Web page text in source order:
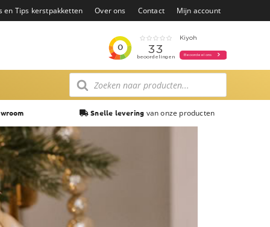
en Tips kerstpakketten Over ons Contact Mijn account
Producten
zoeken
Snelle levering van onze producten